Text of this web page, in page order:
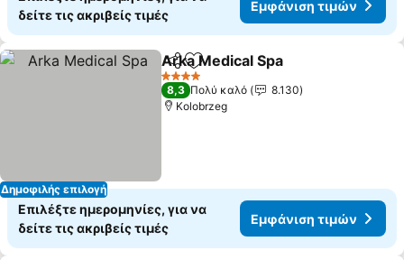
δείτε τις ακριβείς τιμές
Εμφάνιση τιμών
Δημοφιλής επιλογή
Κοινοποίηση
Προσθήκη στα αγαπημένα
Arka Medical Spa
4 Αστέρια
8,3 Πολύ καλό
8.130
Kolobrzeg
Επιλέξτε ημερομηνίες, για να
δείτε τις ακριβείς τιμές
Εμφάνιση τιμών